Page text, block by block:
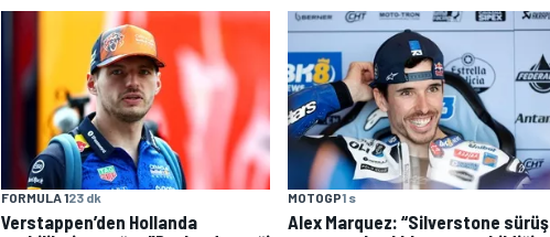
FORMULA 123 dk
Verstappen’den Hollanda
MOTOGP1 s
Alex Marquez: “Silverstone sürüş